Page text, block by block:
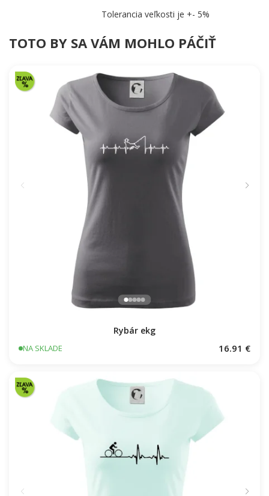
Tolerancia veľkosti je +- 5%
TOTO BY SA VÁM MOHLO PÁČIŤ
Rybár ekg
NA SKLADE 16.91 €